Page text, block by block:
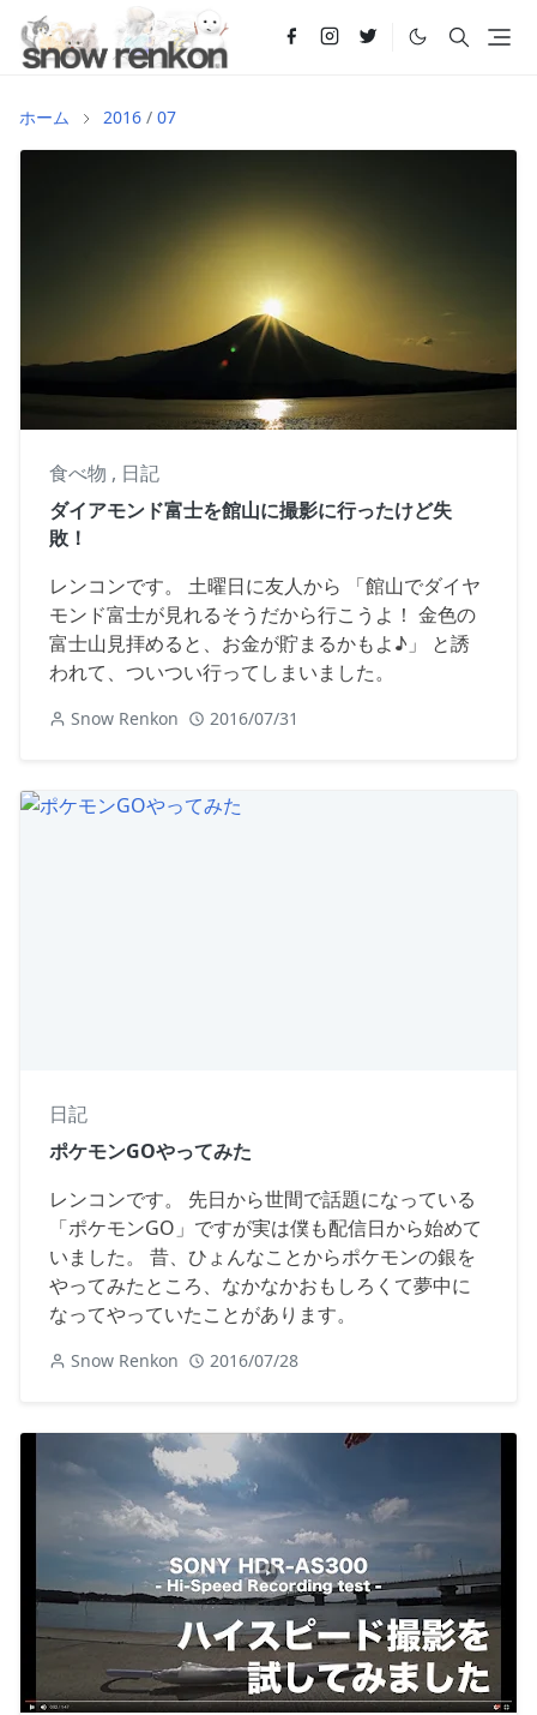
ホーム 2016 / 07
食べ物 , 日記
ダイアモンド富士を館山に撮影に行ったけど失
敗！
レンコンです。 土曜日に友人から 「館山でダイヤ
モンド富士が見れるそうだから行こうよ！ 金色の
富士山見拝めると、お金が貯まるかもよ♪」 と誘
われて、ついつい行ってしまいました。
Snow Renkon 2016/07/31
日記
ポケモンGOやってみた
レンコンです。 先日から世間で話題になっている
「ポケモンGO」ですが実は僕も配信日から始めて
いました。 昔、ひょんなことからポケモンの銀を
やってみたところ、なかなかおもしろくて夢中に
なってやっていたことがあります。
Snow Renkon 2016/07/28